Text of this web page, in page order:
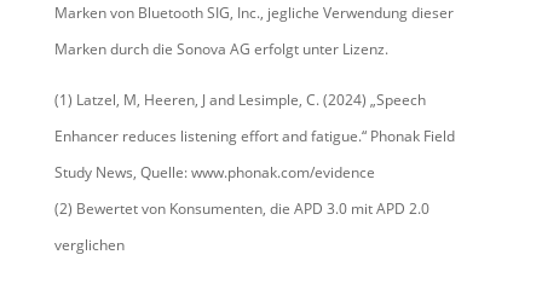
Marken von Bluetooth SIG, Inc., jegliche Verwendung dieser
Marken durch die Sonova AG erfolgt unter Lizenz.
(1) Latzel, M, Heeren, J and Lesimple, C. (2024) „Speech
Enhancer reduces listening effort and fatigue.“ Phonak Field
Study News, Quelle: www.phonak.com/evidence
(2) Bewertet von Konsumenten, die APD 3.0 mit APD 2.0
verglichen